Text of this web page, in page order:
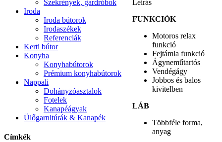
Leírás
FUNKCIÓK
Motoros relax
funkció
Fejtámla funkció
Ágyneműtartós
Vendégágy
Jobbos és balos
kivitelben
LÁB
Többféle forma,
anyag
Szekrények, gardróbok
Iroda
Iroda bútorok
Irodaszékek
Referenciák
Kerti bútor
Konyha
Konyhabútorok
Prémium konyhabútorok
Nappali
Dohányzóasztalok
Fotelek
Kanapéágyak
Ülőgarnitúrák & Kanapék
Címkék